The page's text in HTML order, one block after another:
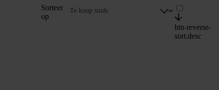
Sorteer
op
btn-reverse-
sort.desc